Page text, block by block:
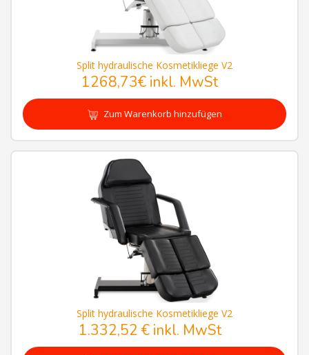
Split hydraulische Kosmetikliege V2
1268,73€ inkl. MwSt
Zum Warenkorb hinzufügen
Split hydraulische Kosmetikliege V2
1.332,52 € inkl. MwSt